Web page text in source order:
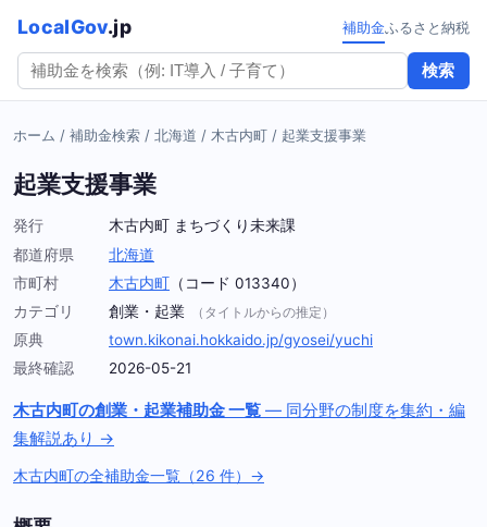
LocalGov.jp
検索
補助金ふるさと納税
ホーム / 補助金検索 / 北海道 / 木古内町 / 起業支援事業
起業支援事業
発行
木古内町 まちづくり未来課
都道府県
北海道
市町村
木古内町 （コード 013340）
カテゴリ
創業・起業 （タイトルからの推定）
原典
town.kikonai.hokkaido.jp/gyosei/yuchi
最終確認
2026-05-21
木古内町の創業・起業補助金 一覧 — 同分野の制度を集約・編
集解説あり →
木古内町の全補助金一覧（26 件）→